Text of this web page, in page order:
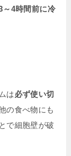
～4時間前に冷
は必ず使い切
の食べ物にも
で細胞壁が破